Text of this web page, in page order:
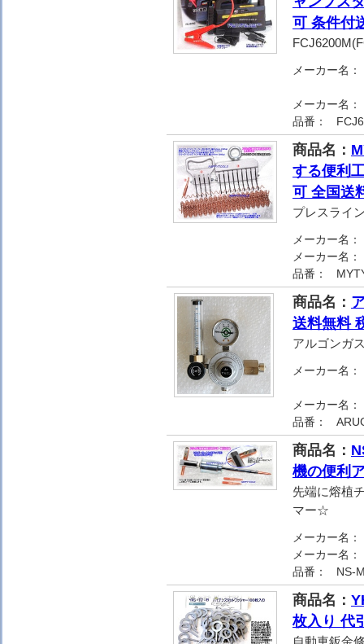
可 条件付
メーカー名：
メーカー名：
品番：
商品名：
する便利
可 全国送
プレスライ
メーカー名：
メーカー名：
品番：
商品名：
送料無料
アルゴンガ
メーカー名：
メーカー名：
品番：
商品名：
機の便利
先端に熔植
マー☆
メーカー名：
メーカー名：
品番：
NS-
商品名：
枚入り 代
自動車鈑金